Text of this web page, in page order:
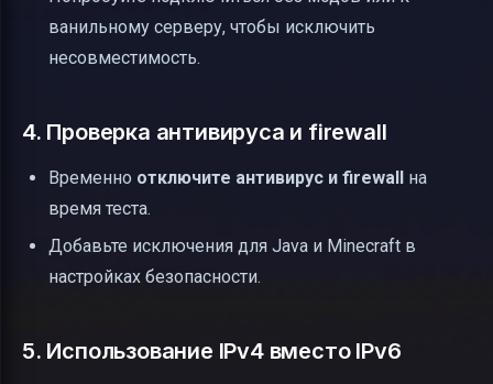
ванильному серверу, чтобы исключить
несовместимость.
4. Проверка антивируса и firewall
Временно отключите антивирус и firewall на
время теста.
Добавьте исключения для Java и Minecraft в
настройках безопасности.
5. Использование IPv4 вместо IPv6